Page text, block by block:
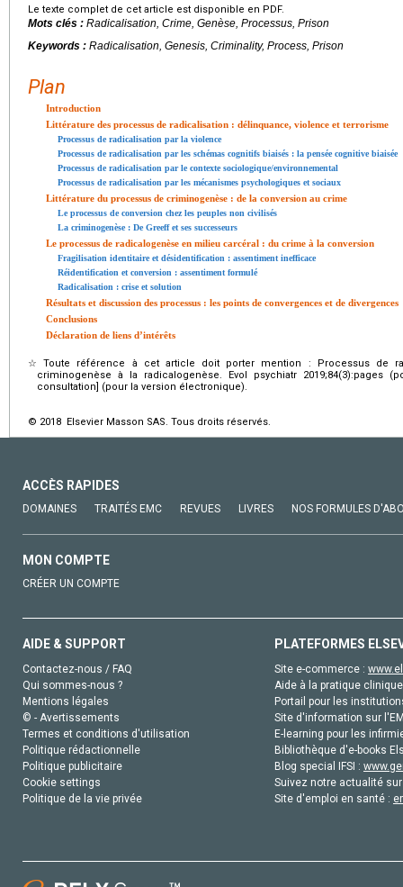
Le texte complet de cet article est disponible en PDF.
Mots clés : Radicalisation, Crime, Genèse, Processus, Prison
Keywords : Radicalisation, Genesis, Criminality, Process, Prison
Plan
Introduction
Littérature des processus de radicalisation : délinquance, violence et terrorisme
Processus de radicalisation par la violence
Processus de radicalisation par les schémas cognitifs biaisés : la pensée cognitive biaisée
Processus de radicalisation par le contexte sociologique/environnemental
Processus de radicalisation par les mécanismes psychologiques et sociaux
Littérature du processus de criminogenèse : de la conversion au crime
Le processus de conversion chez les peuples non civilisés
La criminogenèse : De Greeff et ses successeurs
Le processus de radicalogenèse en milieu carcéral : du crime à la conversion
Fragilisation identitaire et désidentification : assentiment inefficace
Réidentification et conversion : assentiment formulé
Radicalisation : crise et solution
Résultats et discussion des processus : les points de convergences et de divergences
Conclusions
Déclaration de liens d’intérêts
☆
Toute référence à cet article doit porter mention : Processus de
criminogenèse à la radicalogenèse. Evol psychiatr 2019;84(3):pages
consultation] (pour la version électronique).
© 2018 Elsevier Masson SAS. Tous droits réservés.
ACCÈS RAPIDES
DOMAINES TRAITÉS EMC REVUES LIVRES NOS FORMULES
MON COMPTE
CRÉER UN COMPTE
AIDE & SUPPORT
Contactez-nous / FAQ
Qui sommes-nous ?
Mentions légales
© - Avertissements
Termes et conditions d'utilisation
Politique rédactionnelle
Politique publicitaire
Cookie settings
Politique de la vie privée
PLATEFORMES
Site e-commerce :
Aide à la pratique
Portail pour les
Site d'information sur
E-learning pour les
Bibliothèque d'e-books
Blog special IFSI :
Suivez notre actualité
Site d'emploi en santé :